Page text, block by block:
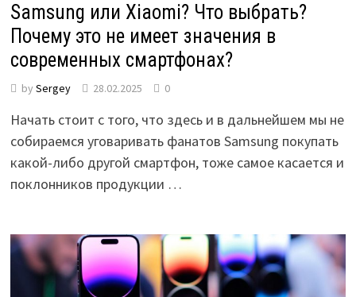
Samsung или Xiaomi? Что выбрать?
Почему это не имеет значения в
современных смартфонах?
by Sergey 28.02.2025 0
Начать стоит с того, что здесь и в дальнейшем мы не
собираемся уговаривать фанатов Samsung покупать
какой-либо другой смартфон, тоже самое касается и
поклонников продукции …